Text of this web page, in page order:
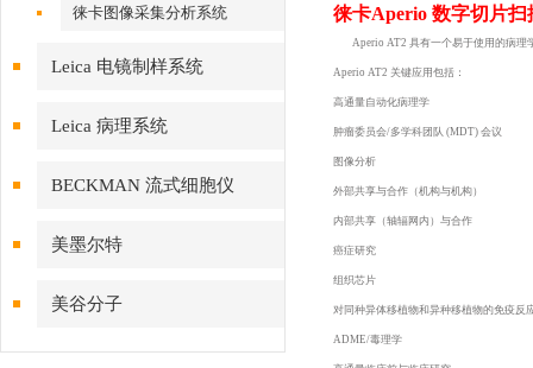
徕卡图像采集分析系统
Leica 电镜制样系统
Leica 病理系统
BECKMAN 流式细胞仪
美墨尔特
美谷分子
徕卡Aperio 数字切片扫
Aperio AT2 具有一个易于使用的病理
Aperio AT2 关键应用包括：
高通量自动化病理学
肿瘤委员会/多学科团队 (MDT) 会议
图像分析
外部共享与合作（机构与机构）
内部共享（轴辐网内）与合作
癌症研究
组织芯片
对同种异体移植物和异种移植物的免疫反
ADME/毒理学